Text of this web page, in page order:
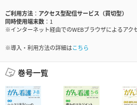
ご利用方法
アクセス型配信サービス（買切型）
同時使用端末数
1
※インターネット経由でのWEBブラウザによるアク
※導入・利用方法の詳細はこちら
巻号一覧